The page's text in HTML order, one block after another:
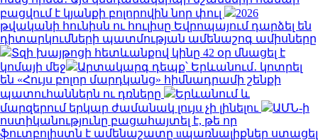
բացվում է կյանքի բոլորովին նոր փուլ
2026
թվականի հունիսն ու հուլիսը Եվրոպայում դարձել են
դիտարկումների պատմության ամենաշոգ ամիսները
Տզի խայթոցի հետևանքով կինը 42 օր մնացել է
կոմայի մեջ
Արտակարգ դեպք՝ Երևանում․ կոտրել
են «Հույս բոլոր մարդկանց» հիմնադրամի շենքի
պատուհաններն ու դռները
Երևանում և
մարզերում երկար ժամանակ լույս չի լինելու
ԱՄՆ-ի
ոստիկանությունը բացահայտել է, թե որ
ֆուտբոլիստն է ամենաշատը uպառնալիքներ ստացել